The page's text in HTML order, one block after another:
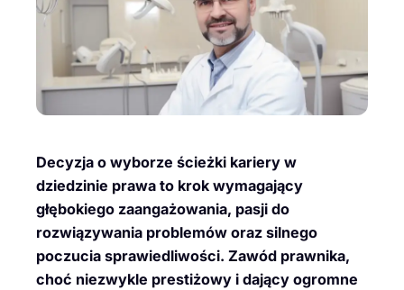
Decyzja o wyborze ścieżki kariery w
dziedzinie prawa to krok wymagający
głębokiego zaangażowania, pasji do
rozwiązywania problemów oraz silnego
poczucia sprawiedliwości. Zawód prawnika,
choć niezwykle prestiżowy i dający ogromne